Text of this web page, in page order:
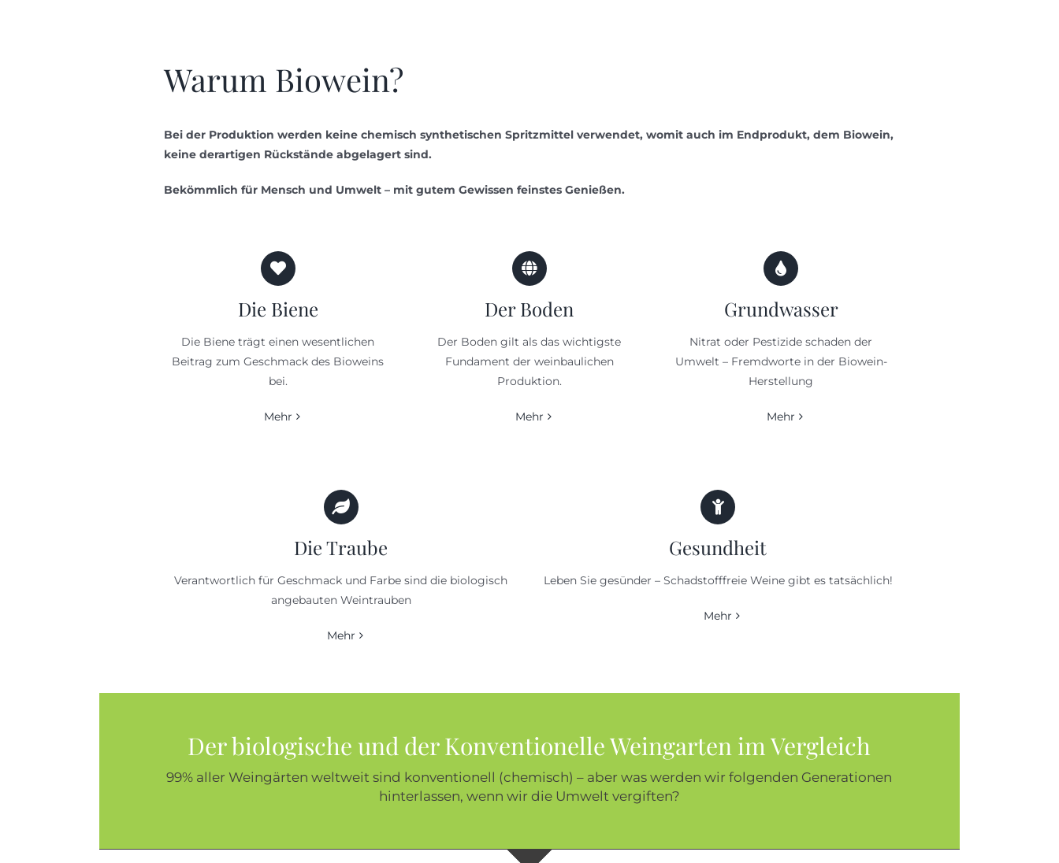
Warum Biowein?
Bei der Produktion werden keine chemisch synthetischen Spritzmittel verwendet, womit auch im Endprodukt, dem Biowein,
keine derartigen Rückstände abgelagert sind.
Bekömmlich für Mensch und Umwelt – mit gutem Gewissen feinstes Genießen.
Die Biene
Die Biene trägt einen wesentlichen
Beitrag zum Geschmack des Bioweins
bei.
Mehr
Der Boden
Der Boden gilt als das wichtigste
Fundament der weinbaulichen
Produktion.
Mehr
Grundwasser
Nitrat oder Pestizide schaden der
Umwelt – Fremdworte in der Biowein-
Herstellung
Mehr
Die Traube
Verantwortlich für Geschmack und Farbe sind die biologisch
angebauten Weintrauben
Mehr
Gesundheit
Leben Sie gesünder – Schadstofffreie Weine gibt es tatsächlich!
Mehr
Der biologische und der Konventionelle Weingarten im Vergleich
99% aller Weingärten weltweit sind konventionell (chemisch) – aber was werden wir folgenden Generationen
hinterlassen, wenn wir die Umwelt vergiften?